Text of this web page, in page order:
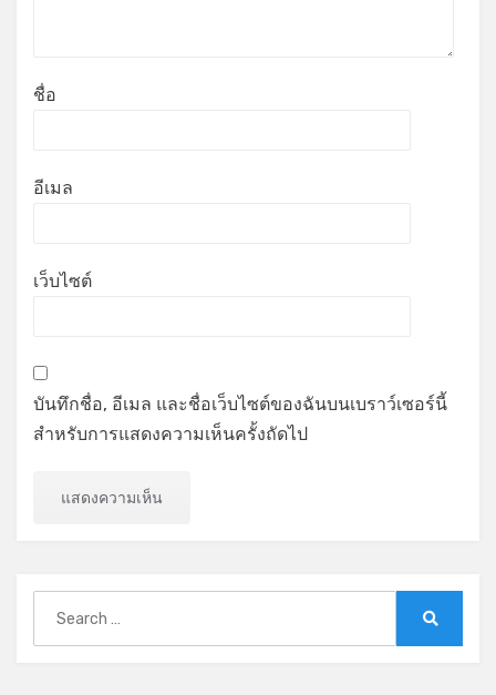
ชื่อ
อีเมล
เว็บไซต์
บันทึกชื่อ, อีเมล และชื่อเว็บไซต์ของฉันบนเบราว์เซอร์นี้
สำหรับการแสดงความเห็นครั้งถัดไป
for: